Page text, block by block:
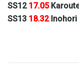
SS12 17.05
SS13 18.32